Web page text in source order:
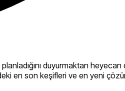
planladığını duyurmaktan
en son keşifleri ve en yeni